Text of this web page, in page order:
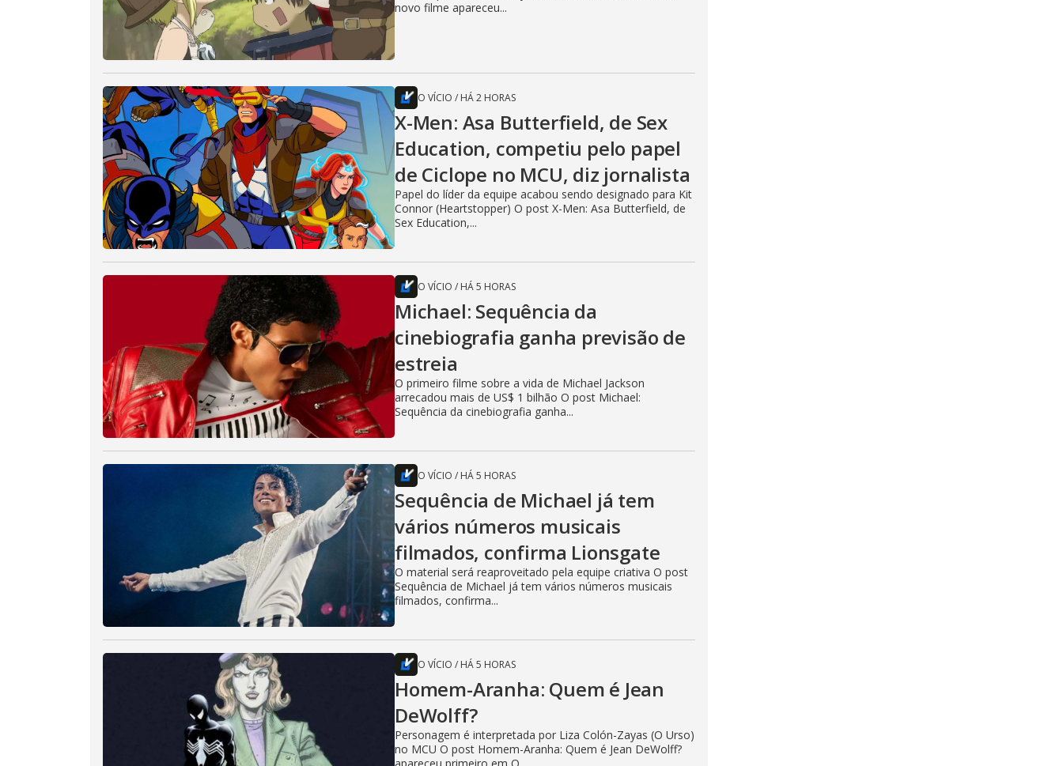
novo filme apareceu...
O VÍCIO / HÁ 2 HORAS
X-Men: Asa Butterfield, de Sex
Education, competiu pelo papel
de Ciclope no MCU, diz jornalista
Papel do líder da equipe acabou sendo designado para Kit
Connor (Heartstopper) O post X-Men: Asa Butterfield, de
Sex Education,...
O VÍCIO / HÁ 5 HORAS
Michael: Sequência da
cinebiografia ganha previsão de
estreia
O primeiro filme sobre a vida de Michael Jackson
arrecadou mais de US$ 1 bilhão O post Michael:
Sequência da cinebiografia ganha...
O VÍCIO / HÁ 5 HORAS
Sequência de Michael já tem
vários números musicais
filmados, confirma Lionsgate
O material será reaproveitado pela equipe criativa O post
Sequência de Michael já tem vários números musicais
filmados, confirma...
O VÍCIO / HÁ 5 HORAS
Homem-Aranha: Quem é Jean
DeWolff?
Personagem é interpretada por Liza Colón-Zayas (O Urso)
no MCU O post Homem-Aranha: Quem é Jean DeWolff?